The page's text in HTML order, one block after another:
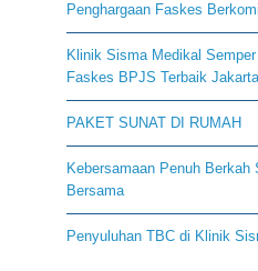
Penghargaan Faskes
Klinik Sisma Medikal
Faskes BPJS Terbaik
PAKET SUNAT DI RUMAH
Kebersamaan Penuh
Bersama
Penyuluhan TBC di Klinik